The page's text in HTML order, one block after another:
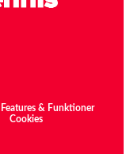
Features & Funktioner
Cookies